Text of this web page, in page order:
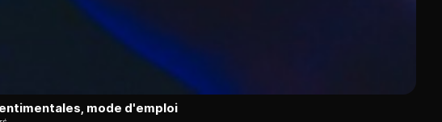
mode d'emploi